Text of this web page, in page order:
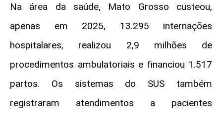
Na área da saúde, Mato Grosso custeou,
apenas em 2025, 13.295 internações
hospitalares, realizou 2,9 milhões de
procedimentos ambulatoriais e financiou 1.517
partos. Os sistemas do SUS também
registraram atendimentos a pacientes